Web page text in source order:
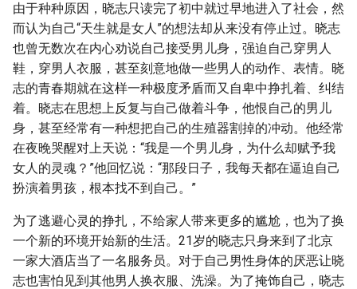
由于种种原因，晓志只读完了初中就过早地进入了社会，然
而认为自己“天生就是女人”的想法却从来没有停止过。晓志
也曾无数次在内心劝说自己接受男儿身，强迫自己穿男人
鞋，穿男人衣服，甚至刻意地做一些男人的动作、表情。晓
志的青春期就在这样一种极度矛盾而又自卑中挣扎着、纠结
着。晓志在思想上反复与自己做着斗争，他恨自己的男儿
身，甚至经常有一种想把自己的生殖器割掉的冲动。他经常
在夜晚哭醒对上天说：“我是一个男儿身，为什么却赋予我
女人的灵魂？”他回忆说：“那段日子，我每天都在逼迫自己
扮演着男孩，根本找不到自己。”
为了逃避心灵的挣扎，不给家人带来更多的尴尬，也为了换
一个新的环境开始新的生活。21岁的晓志只身来到了北京
一家大酒店当了一名服务员。对于自己男性身体的厌恶让晓
志也害怕见到其他男人换衣服、洗澡。为了掩饰自己，晓志